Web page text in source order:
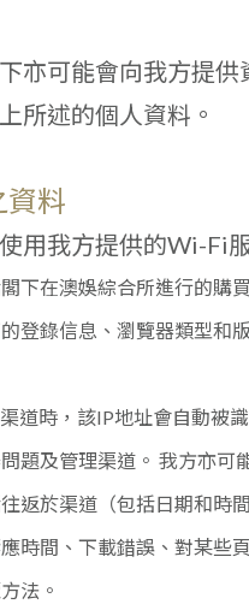
亦可能會向我方提
所述的個人資料。
資料
用我方提供的Wi-Fi
下在澳娛綜合所進行的購
登錄信息、瀏覽器類型和
道時，該IP地址會自動被
題及管理渠道。 我方亦
返於渠道（包括日期和時
時間、下載錯誤、對某些
法。